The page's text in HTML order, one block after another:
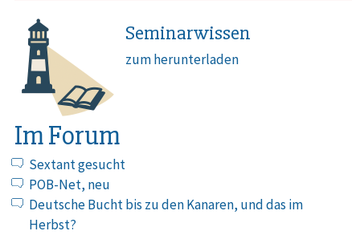
Seminarwissen
zum herunterladen
Im Forum
Sextant gesucht
POB-Net, neu
Deutsche Bucht bis zu den Kanaren, und das im
Herbst?